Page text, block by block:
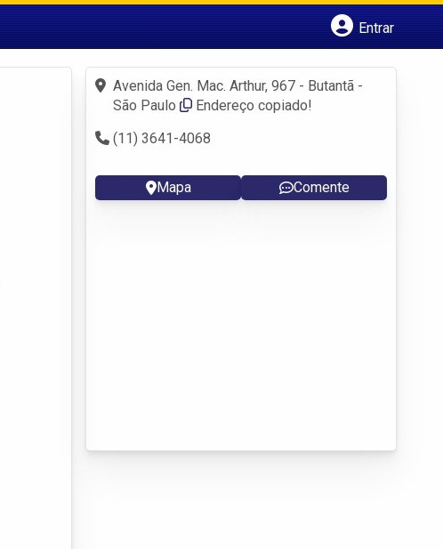
Entrar
Fazer login
Criar conta
Avenida Gen. Mac. Arthur, 967 - Butantã -
São Paulo
Endereço copiado!
(11) 3641-4068
Mapa Comente